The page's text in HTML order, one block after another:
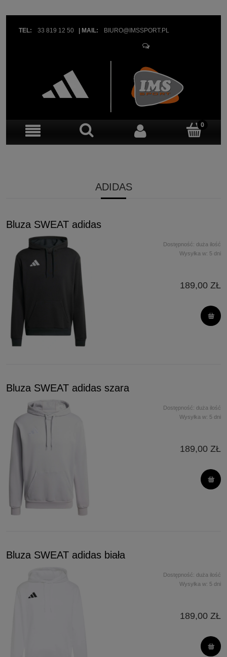
TEL: 33 819 12 50 MAIL: BIURO@IMSSPORT.PL
ADIDAS
Bluza SWEAT adidas
Dostępność: duża ilość
Wysyłka w: 5 dni
189,00 ZŁ
Bluza SWEAT adidas szara
Dostępność: duża ilość
Wysyłka w: 5 dni
189,00 ZŁ
Bluza SWEAT adidas biała
Dostępność: duża ilość
Wysyłka w: 5 dni
189,00 ZŁ